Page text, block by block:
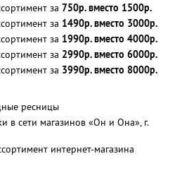
за 750р. вместо 1500р.
за 1490р. вместо 3000р.
за 1990р. вместо 4000р.
за 2990р. вместо 6000р.
за 3990р. вместо 8000р.
ресницы
в сети магазинов «Он и Она», г.
интернет-магазина